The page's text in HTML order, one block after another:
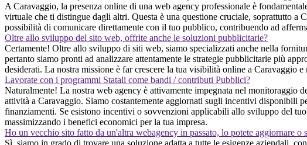
A Caravaggio, la presenza online di una web agency professionale è
virtuale che ti distingue dagli altri. Questa è una questione cruciale, soprattutto
possibilità di comunicare direttamente con il tuo pubblico, contribuendo ad
Oltre allo sviluppo del sito web, offrite anche le soluzioni pubblicitarie?
Certamente! Oltre allo sviluppo di siti web, siamo specializzati anche nella
pertanto siamo pronti ad analizzare attentamente le strategie pubblicitarie più
desiderati. La nostra missione è far crescere la tua visibilità online a Caravaggio
Lavorate con i programmi Statali come bandi / contributi Pubblici?
Naturalmente! La nostra web agency è attivamente impegnata nel
attività a Caravaggio. Siamo costantemente aggiornati sugli incentivi disponibili
finanziamenti. Se esistono incentivi o sovvenzioni applicabili allo sviluppo del
massimizzando i benefici economici per la tua impresa.
Ho un vecchio sito fatto da un'altra webagency in passato, lo potete aggiornare o
Sì, siamo in grado di trovare una soluzione adatta a tutte le esigenze aziendali,